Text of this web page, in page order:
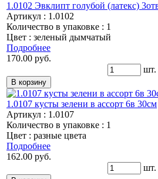
1.0102 Эвклипт голубой (латекс)
Артикул : 1.0102
Количество в упаковке : 1
Цвет : зеленый дымчатый
Подробнее
170.00 руб.
шт.
1.0107 кусты зелени в ассорт 6в 30см
Артикул : 1.0107
Количество в упаковке : 1
Цвет : разные цвета
Подробнее
162.00 руб.
шт.